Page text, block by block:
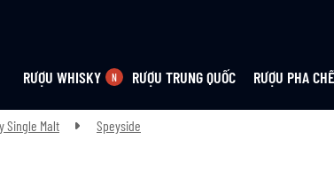
RƯỢU WHISKY RƯỢU TRUNG QUỐC RƯỢU PHA CHẾ
Single Malt Speyside